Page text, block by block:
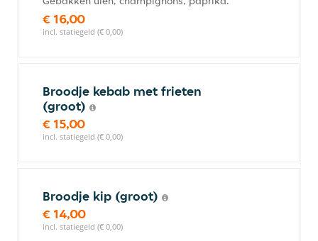
€ 16,00
incl. statiegeld (€ 0,00)
Broodje kebab met frieten
(groot)
€ 15,00
incl. statiegeld (€ 0,00)
Broodje kip (groot)
€ 14,00
incl. statiegeld (€ 0,00)